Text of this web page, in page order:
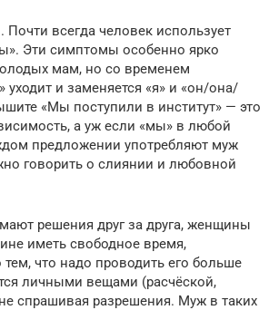
всегда человек использует
Эти симптомы особенно ярко
мам, но со временем
уходит и заменяется «я» и «он/она/
«Мы поступили в институт» — это
а уж если «мы» в любой
предложении употребляют муж
говорить о слиянии и любовной
решения друг за друга, женщины
иметь свободное время,
тем, что надо проводить его больше
личными вещами (расчёской,
спрашивая разрешения. Муж в таких